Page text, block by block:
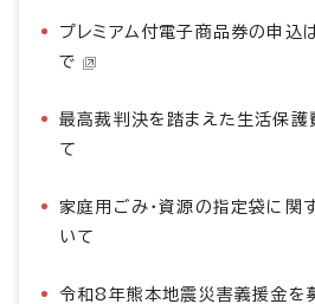
プレミアム付電子商品券の申込
で
最高裁判決を踏まえた生活保
て
家庭用ごみ・資源の指定袋に関
いて
令和8年熊本地震災害義援金を